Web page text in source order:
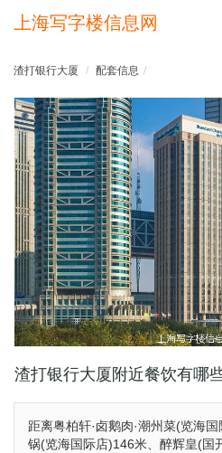
上海写字楼信息网
渣打银行大厦 配套信息
渣打银行大厦附近餐饮有哪
距离粤柏轩·卤鹅肉·潮州菜(览海
锅(览海国际店)146米、醉辉皇(国